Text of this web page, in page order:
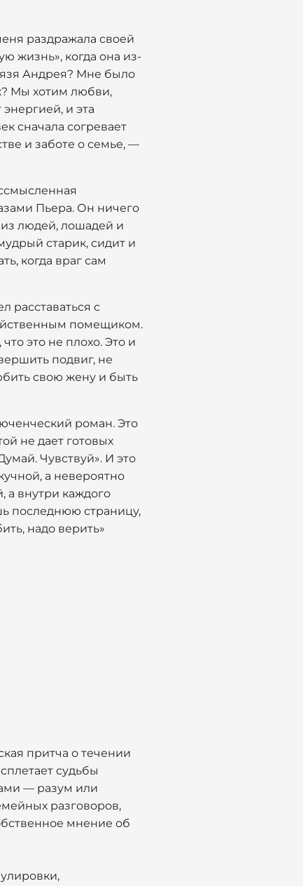
раздражала своей
жизнь», когда она из-
Андрея? Мне было
Мы хотим любви,
и эта
сначала согревает
и заботе о семье, —
Пьера. Он ничего
из людей, лошадей и
старик, сидит и
когда враг сам
расставаться с
помещиком.
это не плохо. Это и
подвиг, не
свою жену и быть
роман. Это
не дает готовых
Чувствуй». И это
а невероятно
а внутри каждого
последнюю страницу,
надо верить»
притча о течении
судьбы
— разум или
разговоров,
мнение об